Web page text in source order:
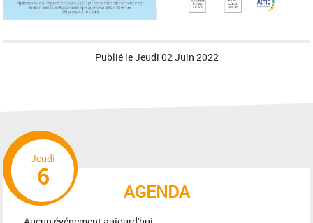
Publié leJeudi 02 Juin 2022
AGENDA
Jeudi
6